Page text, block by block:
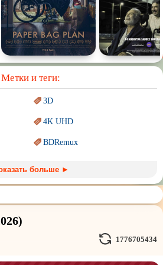
Немое кино Для взрослых
Метки и теги:
3D
4K UHD
BDRemux
Trash (трэш) movies
Ангелы и Демоны
больше ►
1776705434